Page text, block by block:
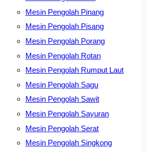
Mesin Pengolah Pinang
Mesin Pengolah Pisang
Mesin Pengolah Porang
Mesin Pengolah Rotan
Mesin Pengolah Rumput Laut
Mesin Pengolah Sagu
Mesin Pengolah Sawit
Mesin Pengolah Sayuran
Mesin Pengolah Serat
Mesin Pengolah Singkong